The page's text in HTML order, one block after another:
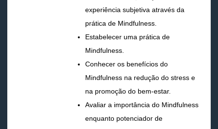
experiência subjetiva através da
prática de Mindfulness.
Estabelecer uma prática de
Mindfulness.
Conhecer os benefícios do
Mindfulness na redução do stress e
na promoção do bem-estar.
Avaliar a importância do Mindfulness
enquanto potenciador de